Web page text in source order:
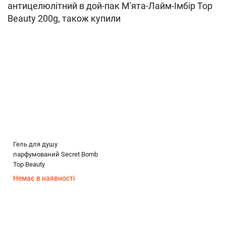
антицелюлітний в дой-пак М'ята-Лайм-Імбір Top
Beauty 200g, також купили
Гель для душу
парфумований Secret Bomb
Top Beauty
Немає в наявності